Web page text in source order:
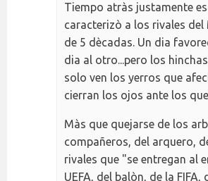
Tiempo atràs justamente
caracterizò a los rivales
de 5 dècadas. Un dia
dia al otro...pero los
solo ven los yerros que
cierran los ojos ante los
Màs que quejarse de los
compañeros, del arquero,
rivales que "se entregan al
UEFA, del balòn, de la FIFA,